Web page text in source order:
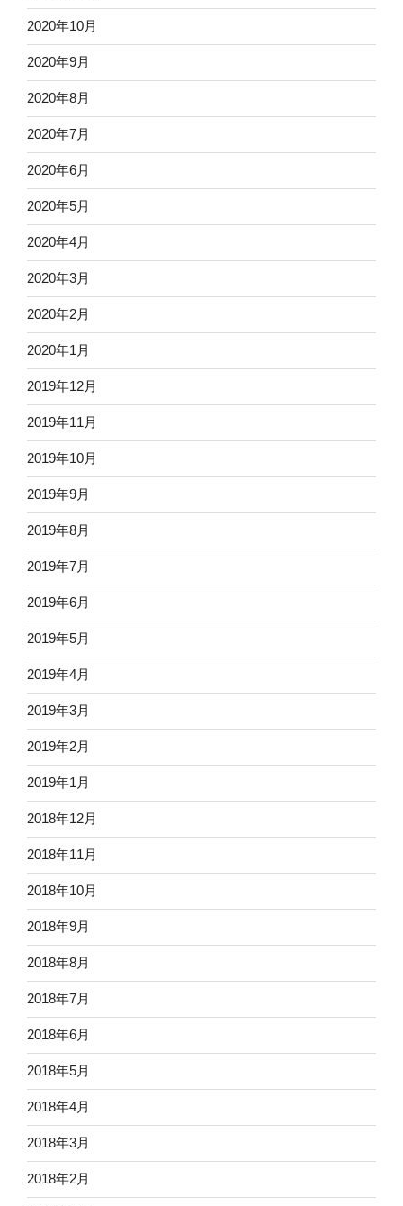
2020年10月
2020年9月
2020年8月
2020年7月
2020年6月
2020年5月
2020年4月
2020年3月
2020年2月
2020年1月
2019年12月
2019年11月
2019年10月
2019年9月
2019年8月
2019年7月
2019年6月
2019年5月
2019年4月
2019年3月
2019年2月
2019年1月
2018年12月
2018年11月
2018年10月
2018年9月
2018年8月
2018年7月
2018年6月
2018年5月
2018年4月
2018年3月
2018年2月